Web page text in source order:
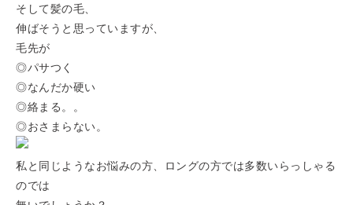
そして髪の毛、
伸ばそうと思っていますが、
毛先が
◎パサつく
◎なんだか硬い
◎絡まる。。
◎おさまらない。
私と同じようなお悩みの方、ロングの方では多数いらっしゃる
のでは